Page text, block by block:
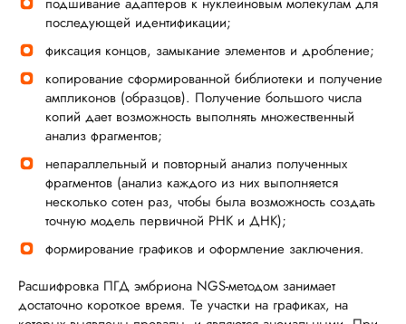
последующей идентификации;
фиксация концов, замыкание элементов и дробление;
копирование сформированной библиотеки и получение
ампликонов (образцов). Получение большого числа
копий дает возможность выполнять множественный
анализ фрагментов;
непараллельный и повторный анализ полученных
фрагментов (анализ каждого из них выполняется
несколько сотен раз, чтобы была возможность создать
точную модель первичной РНК и ДНК);
формирование графиков и оформление заключения.
Расшифровка ПГД эмбриона NGS-методом занимает
достаточно короткое время. Те участки на графиках, на